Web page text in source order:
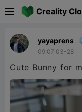
Creality
yayaprens
09:07 03-28
Cute Bunny for